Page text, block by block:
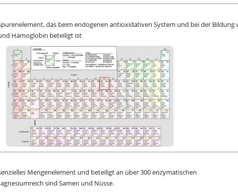
das beim endogenen antioxidativen System und bei der Bildung
Hämoglobin beteiligt ist
Mengenelement und beteiligt an über 300 enzymatischen
sind Samen und Nüsse.